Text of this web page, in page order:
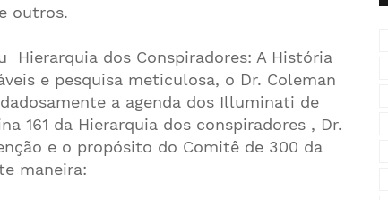
outros.
Hierarquia dos Conspiradores: A História
​​e pesquisa meticulosa, o Dr. Coleman
a agenda dos Illuminati de
161 da Hierarquia dos conspiradores , Dr.
e o propósito do Comitê de 300 da
maneira: